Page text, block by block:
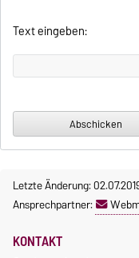
Text eingeben:
Letzte Änderung:
Ansprechpartner:
KONTAKT